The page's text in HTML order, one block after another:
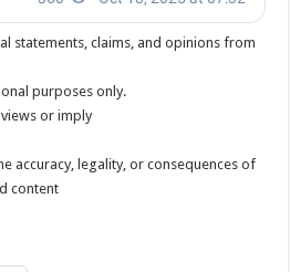
statements, claims, and opinions from
purposes only.
or imply
accuracy, legality, or consequences of
content